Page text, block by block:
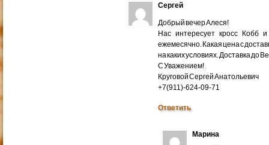
Сергей
Добрый вечер Алеся!
Нас интересует кросс Кобб
ежемесячно. Какая цена с
на каких условиях. Доставка до
С Уважением!
Круговой Сергей Анатольевич
+7(911)-624-09-71
Ответить
Марина